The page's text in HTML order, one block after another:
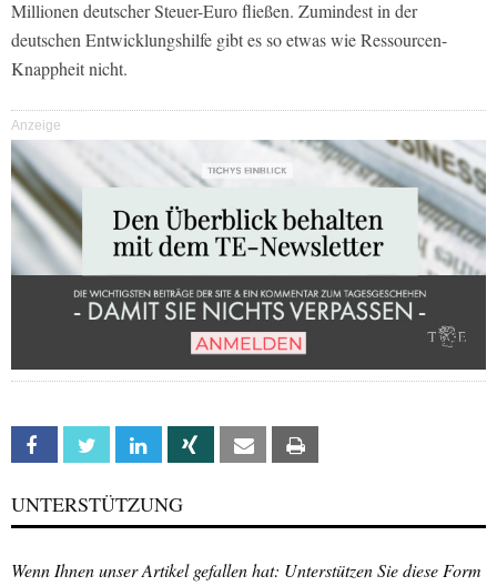
Millionen deutscher Steuer-Euro fließen. Zumindest in der
deutschen Entwicklungshilfe gibt es so etwas wie Ressourcen-
Knappheit nicht.
Anzeige
Facebook Twitter Linkedin Xing Email
UNTERSTÜTZUNG
Wenn Ihnen unser Artikel gefallen hat: Unterstützen Sie diese Form